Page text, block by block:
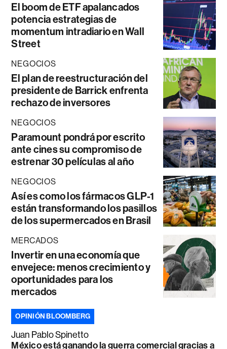
El boom de ETF apalancados
potencia estrategias de
momentum intradiario en Wall
Street
NEGOCIOS
El plan de reestructuración del
presidente de Barrick enfrenta
rechazo de inversores
NEGOCIOS
Paramount pondrá por escrito
ante cines su compromiso de
estrenar 30 películas al año
NEGOCIOS
Así es como los fármacos GLP-1
están transformando los pasillos
de los supermercados en Brasil
MERCADOS
Invertir en una economía que
envejece: menos crecimiento y
oportunidades para los
mercados
OPINIÓN BLOOMBERG
Juan Pablo Spinetto
México está ganando la guerra comercial gracias a